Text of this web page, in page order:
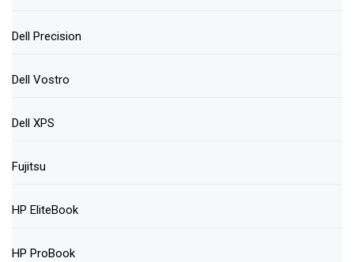
Dell Precision
Dell Vostro
Dell XPS
Fujitsu
HP EliteBook
HP ProBook